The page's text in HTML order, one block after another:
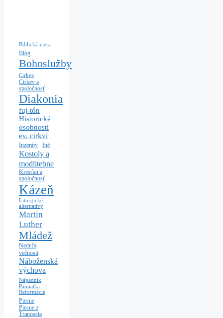
Biblická viera
Blog
Bohoslužby
Cirkev
Cirkev a
spoločnosť
Diakonia
fuj-tón
Historické
osobnosti
ev. cirkvi
Inzeráty Iné
Kostoly a
modlitebne
Kresťan a
spoločnosť
Kázeň
Liturgické
alternatívy
Martin
Luther
Mládež
Nedeľa
večnosti
Náboženská
výchova
Nápadník
Pamiatka
Reformácie
Piesne
Piesne z
Tranoscia